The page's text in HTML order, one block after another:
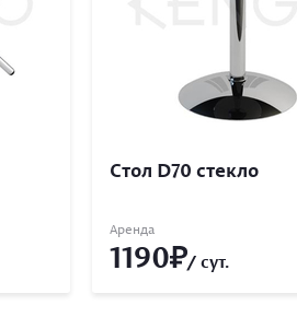
Стол D70 стекло
Аренда
1190 / сут.